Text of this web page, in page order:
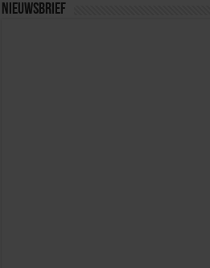
Nieuwsbrief